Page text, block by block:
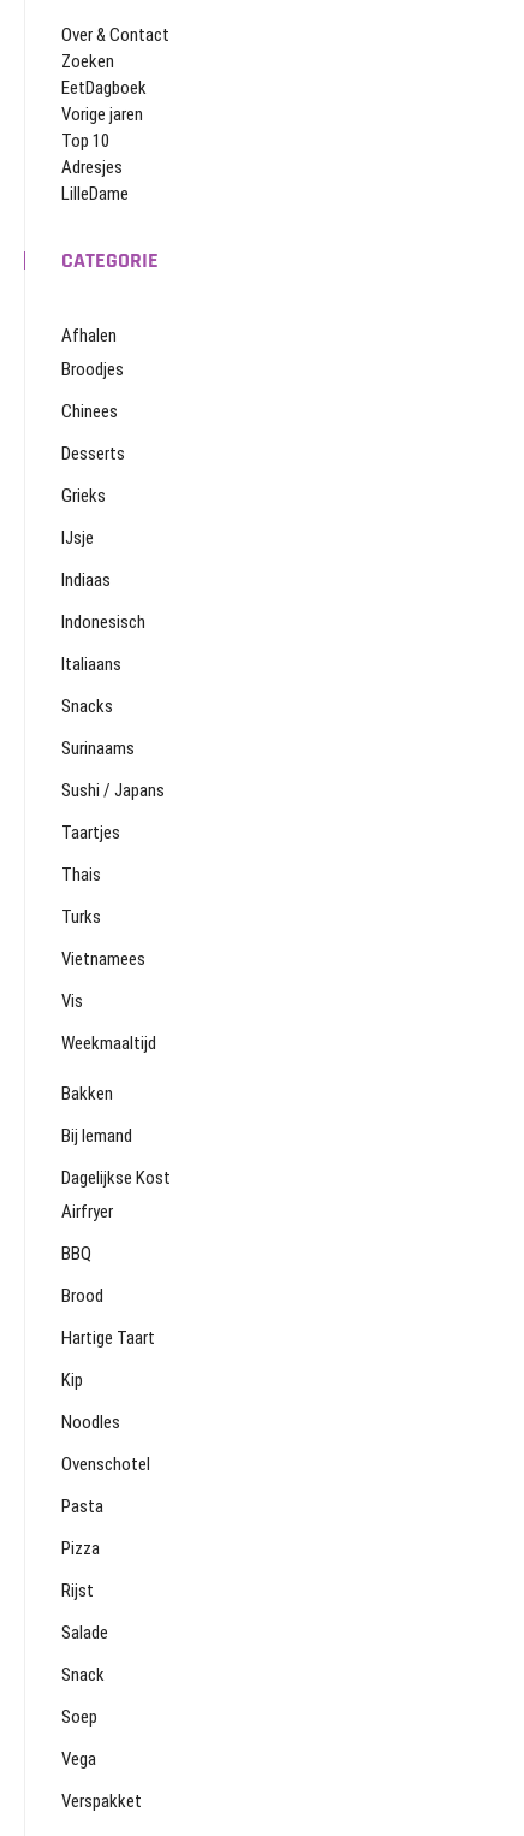
Over & Contact
Zoeken
EetDagboek
Vorige jaren
Top 10
Adresjes
LilleDame
CATEGORIE
Afhalen
Broodjes
Chinees
Desserts
Grieks
IJsje
Indiaas
Indonesisch
Italiaans
Snacks
Surinaams
Sushi / Japans
Taartjes
Thais
Turks
Vietnamees
Vis
Weekmaaltijd
Bakken
Bij Iemand
Dagelijkse Kost
Airfryer
BBQ
Brood
Hartige Taart
Kip
Noodles
Ovenschotel
Pasta
Pizza
Rijst
Salade
Snack
Soep
Vega
Verspakket